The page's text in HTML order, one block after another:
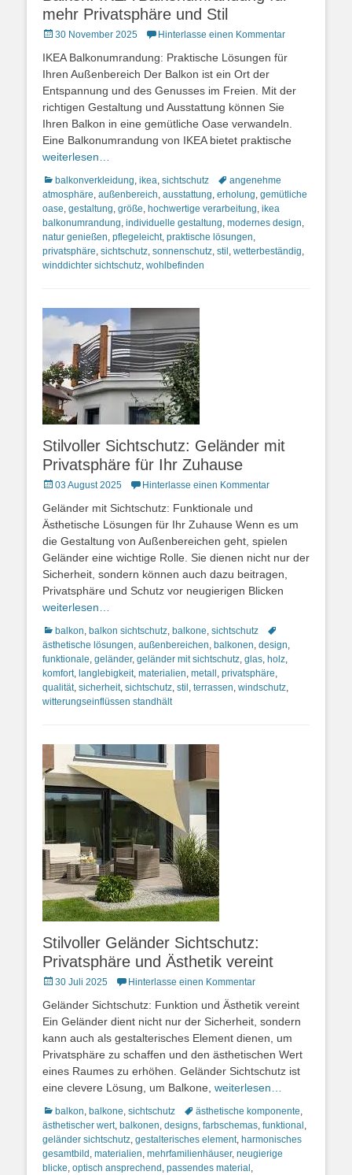
mehr Privatsphäre und Stil
Posted
30 November 2025 Hinterlasse einen Kommentar
IKEA Balkonumrandung: Praktische Lösungen für
Ihren Außenbereich Der Balkon ist ein Ort der
Entspannung und des Genusses im Freien. Mit der
richtigen Gestaltung und Ausstattung können Sie
Ihren Balkon in eine gemütliche Oase verwandeln.
Eine Balkonumrandung von IKEA bietet praktische
weiterlesen…
Kategorien
balkonverkleidung, ikea, sichtschutz Schlagworte
angenehme
atmosphäre, außenbereich, ausstattung, erholung, gemütliche
oase, gestaltung, größe, hochwertige verarbeitung, ikea
balkonumrandung, individuelle gestaltung, modernes design,
natur genießen, pflegeleicht, praktische lösungen,
privatsphäre, sichtschutz, sonnenschutz, stil , wetterbeständig,
winddichter sichtschutz, wohlbefinden
Stilvoller Sichtschutz: Geländer mit
Privatsphäre für Ihr Zuhause
Posted
03 August 2025 Hinterlasse einen Kommentar
Geländer mit Sichtschutz: Funktionale und
Ästhetische Lösungen für Ihr Zuhause Wenn es um
die Gestaltung von Außenbereichen geht, spielen
Geländer eine wichtige Rolle. Sie dienen nicht nur der
Sicherheit, sondern können auch dazu beitragen,
Privatsphäre und Schutz vor neugierigen Blicken
weiterlesen…
Kategorien
balkon, balkon sichtschutz, balkone, sichtschutz
Schlagworte
ästhetische lösungen, außenbereichen, balkonen, design,
funktionale, geländer, geländer mit sichtschutz, glas, holz,
komfort, langlebigkeit, materialien, metall , privatsphäre,
qualität, sicherheit, sichtschutz, stil , terrassen, windschutz,
witterungseinflüssen standhält
Stilvoller Geländer Sichtschutz:
Privatsphäre und Ästhetik vereint
Posted
30 Juli 2025 Hinterlasse einen Kommentar
Geländer Sichtschutz: Funktion und Ästhetik vereint
Ein Geländer dient nicht nur der Sicherheit, sondern
kann auch als gestalterisches Element dienen, um
Privatsphäre zu schaffen und den ästhetischen Wert
eines Raumes zu erhöhen. Geländer Sichtschutz ist
eine clevere Lösung, um Balkone, weiterlesen…
Kategorien
balkon, balkone, sichtschutz Schlagworte
ästhetische komponente,
ästhetischer wert, balkonen, designs, farbschemas, funktional ,
geländer sichtschutz, gestalterisches element, harmonisches
gesamtbild , materialien, mehrfamilienhäuser, neugierige
blicke, optisch ansprechend , passendes material ,